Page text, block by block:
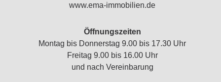
www.ema-immobilien.de
Öffnungszeiten
Montag bis Donnerstag 9.00 bis 17.30 Uhr
Freitag 9.00 bis 16.00 Uhr
und nach Vereinbarung